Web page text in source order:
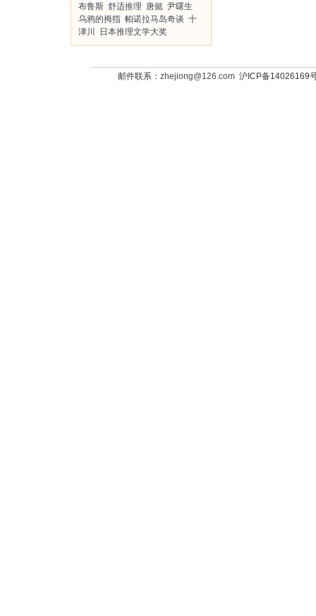
布鲁斯 舒适推理 唐懿 尹曙生
乌鸦的拇指 帕诺拉马岛奇谈 十
津川
日本推理文学大奖
邮件联系： zhejiong@126.com沪ICP备14026169